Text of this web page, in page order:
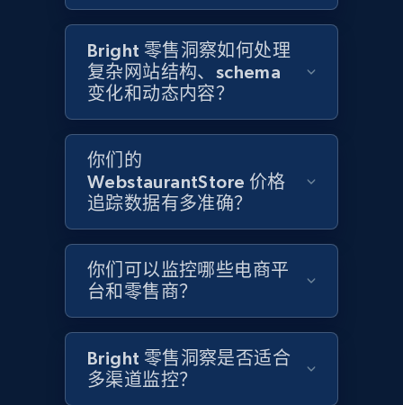
Home Depot US - Discover products by
specified UPC
Sku, Product id, Product name, Manufacturer,
and more.
Home Depot US - Discovery products by
URL, Domain, Country code, Model number,
Sku, Product id, Product name, Manufacturer,
Bright 零售洞察如何处理
复杂网站结构、schema
变化和动态内容？
你们的
WebstaurantStore 价格
追踪数据有多准确？
你们可以监控哪些电商平
台和零售商？
Bright 零售洞察是否适合
多渠道监控？